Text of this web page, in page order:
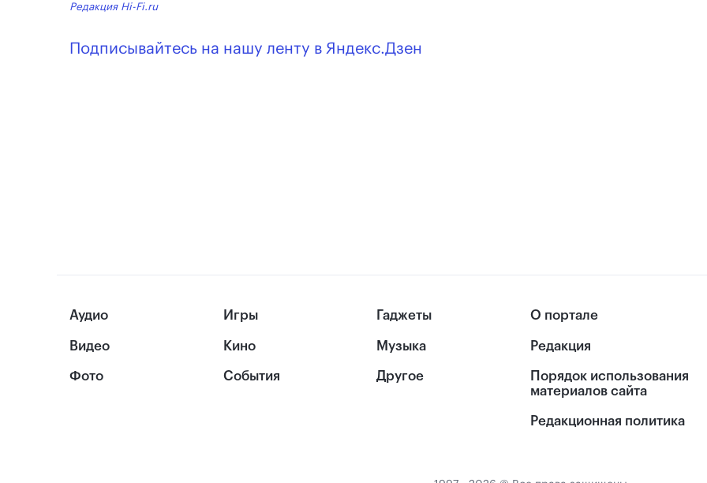
Редакция Hi-Fi.ru
Подписывайтесь на нашу ленту в Яндекс.Дзен
Аудио
Видео
Фото
Игры
Кино
События
Гаджеты
Музыка
Другое
О портале
Редакция
Порядок использования
материалов сайта
Редакционная политика